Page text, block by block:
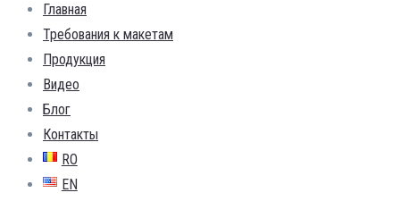
Главная
Требования к макетам
Продукция
Видео
Блог
Контакты
RO
EN